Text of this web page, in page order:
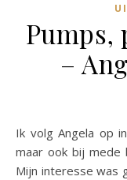
–
Ik volg Angela op instagram en kwam niet alleen bij haar
maar ook bij mede
Mijn interesse was